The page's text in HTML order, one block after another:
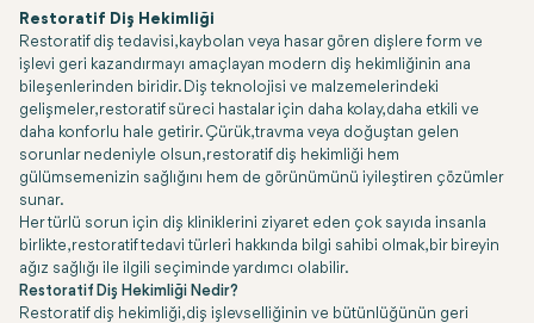
Restoratif Diş Hekimliği
Restoratif diş tedavisi, kaybolan veya hasar gören dişlere form ve
işlevi geri kazandırmayı amaçlayan modern diş hekimliğinin ana
bileşenlerinden biridir. Diş teknolojisi ve malzemelerindeki
gelişmeler, restoratif süreci hastalar için daha kolay, daha etkili ve
daha konforlu hale getirir. Çürük, travma veya doğuştan gelen
sorunlar nedeniyle olsun, restoratif diş hekimliği hem
gülümsemenizin sağlığını hem de görünümünü iyileştiren çözümler
sunar.
Her türlü sorun için diş kliniklerini ziyaret eden çok sayıda insanla
birlikte, restoratif tedavi türleri hakkında bilgi sahibi olmak, bir bireyin
ağız sağlığı ile ilgili seçiminde yardımcı olabilir.
Restoratif Diş Hekimliği Nedir?
Restoratif diş hekimliği, diş işlevselliğinin ve bütünlüğünün geri